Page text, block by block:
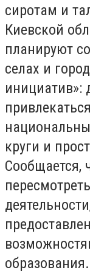
сиротам и
Киевской
планируют
селах и
инициатив»:
круги и
Сообщается,